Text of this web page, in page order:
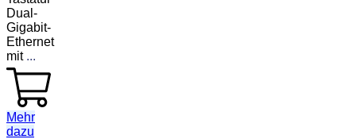
Dual-
Gigabit-
Ethernet
mit ...
Mehr
dazu